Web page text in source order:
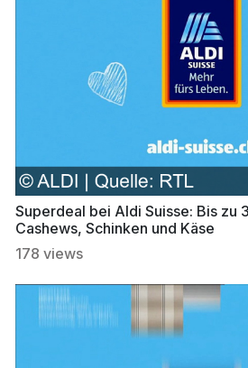
Superdeal bei Aldi Suisse: Bis zu
Cashews, Schinken und Käse
178 views